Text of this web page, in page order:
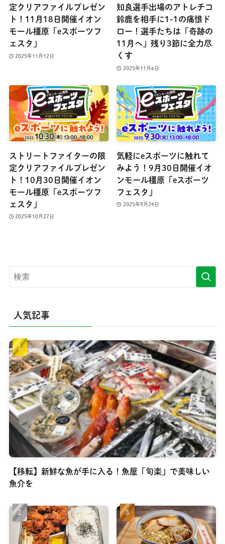
定クリアファイルプレゼン
ト！11月18日開催イオン
モール橿原「eスポーツフ
ェスタ」
2025年11月12日
知良選手出場のアトレチコ
鈴鹿を相手に1-1の痛恨ド
ロー！選手たちは「奇跡の
11月へ」残り3節に全力尽
くす
2025年11月6日
ストリートファイターの限
定クリアファイルプレゼン
ト！10月30日開催イオン
モール橿原「eスポーツフ
ェスタ」
2025年10月27日
気軽にeスポーツに触れて
みよう！9月30日開催イオ
ンモール橿原「eスポーツ
フェスタ」
2025年9月24日
人気記事
【移転】新鮮な魚が手に入る！魚屋「旬楽」で美味しい
魚介を